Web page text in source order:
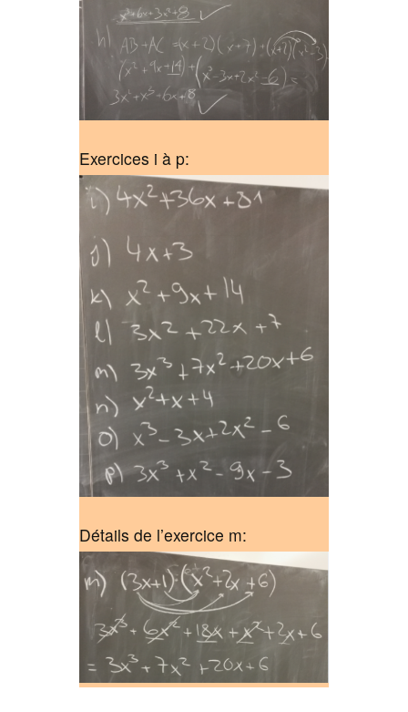
Exercices i à p:
Détails de l’exercice m: